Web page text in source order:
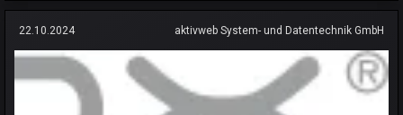
22.10.2024 aktivweb System- und Datentechnik GmbH